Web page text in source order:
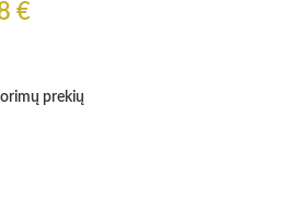
€
prekių